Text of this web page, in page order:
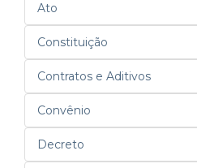
Ato
Constituição
Contratos e Aditivos
Convênio
Decreto